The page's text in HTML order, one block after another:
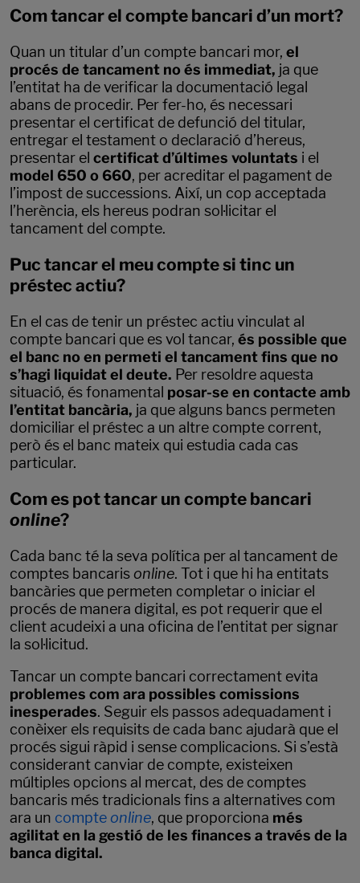
Com tancar el compte bancari d’un mort?
Quan un titular d’un compte bancari mor, el
procés de tancament no és immediat, ja que
l’entitat ha de verificar la documentació legal
abans de procedir. Per fer-ho, és necessari
presentar el certificat de defunció del titular,
entregar el testament o declaració d’hereus,
presentar el certificat d’últimes voluntats i el
model 650 o 660, per acreditar el pagament de
l’impost de successions. Així, un cop acceptada
l’herència, els hereus podran sol·licitar el
tancament del compte.
Puc tancar el meu compte si tinc un
préstec actiu?
En el cas de tenir un préstec actiu vinculat al
compte bancari que es vol tancar, és possible que
el banc no en permeti el tancament fins que no
s’hagi liquidat el deute. Per resoldre aquesta
situació, és fonamental posar-se en contacte amb
l’entitat bancària, ja que alguns bancs permeten
domiciliar el préstec a un altre compte corrent,
però és el banc mateix qui estudia cada cas
particular.
Com es pot tancar un compte bancari
online?
Cada banc té la seva política per al tancament de
comptes bancaris online. Tot i que hi ha entitats
bancàries que permeten completar o iniciar el
procés de manera digital, es pot requerir que el
client acudeixi a una oficina de l’entitat per signar
la sol·licitud.
Tancar un compte bancari correctament evita
problemes com ara possibles comissions
inesperades. Seguir els passos adequadament i
conèixer els requisits de cada banc ajudarà que el
procés sigui ràpid i sense complicacions. Si s’està
considerant canviar de compte, existeixen
múltiples opcions al mercat, des de comptes
bancaris més tradicionals fins a alternatives com
ara un compte online, que proporciona més
agilitat en la gestió de les finances a través de la
banca digital.